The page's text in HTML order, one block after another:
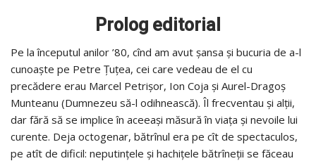
Prolog editorial
Pe la începutul anilor ’80, cînd am avut șansa și bucuria de a-l
cunoaște pe Petre Țuțea, cei care vedeau de el cu
precădere erau Marcel Petrișor, Ion Coja și Aurel-Dragoș
Munteanu (Dumnezeu să-l odihnească). Îl frecventau și alții,
dar fără să se implice în aceeași măsură în viața și nevoile lui
curente. Deja octogenar, bătrînul era pe cît de spectaculos,
pe atît de dificil: neputințele și hachițele bătrîneții se făceau